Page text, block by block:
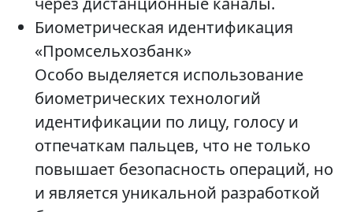
Биометрическая идентификация
«Промсельхозбанк»
Особо выделяется использование
биометрических технологий
идентификации по лицу, голосу и
отпечаткам пальцев, что не только
повышает безопасность операций, но
и является уникальной разработкой